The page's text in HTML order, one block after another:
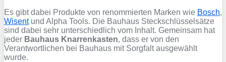
Es gibt dabei Produkte von renommierten Marken wie Bosch,
Wisentund Alpha Tools. Die Bauhaus Steckschlüsselsätze
sind dabei sehr unterschiedlich vom Inhalt. Gemeinsam hat
jeder Bauhaus Knarrenkasten, dass er von den
Verantwortlichen bei Bauhaus mit Sorgfalt ausgewählt
wurde.